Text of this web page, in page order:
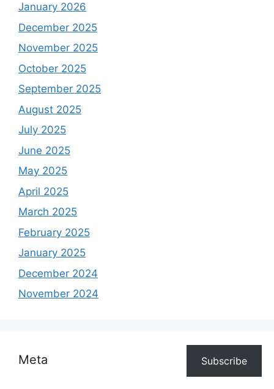
January 2026
December 2025
November 2025
October 2025
September 2025
August 2025
July 2025
June 2025
May 2025
April 2025
March 2025
February 2025
January 2025
December 2024
November 2024
Meta Subscribe